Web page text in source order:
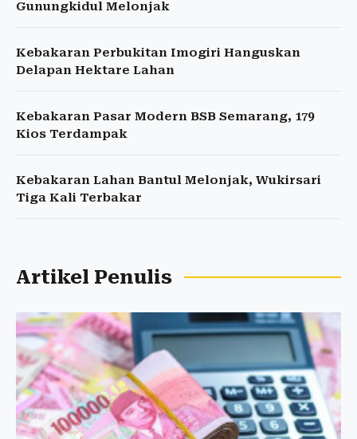
Gunungkidul Melonjak
Kebakaran Perbukitan Imogiri Hanguskan
Delapan Hektare Lahan
Kebakaran Pasar Modern BSB Semarang, 179
Kios Terdampak
Kebakaran Lahan Bantul Melonjak, Wukirsari
Tiga Kali Terbakar
Artikel Penulis